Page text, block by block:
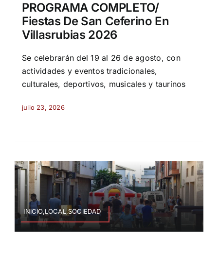
PROGRAMA COMPLETO/
Fiestas De San Ceferino En
Villasrubias 2026
Se celebrarán del 19 al 26 de agosto, con
actividades y eventos tradicionales,
culturales, deportivos, musicales y taurinos
julio 23, 2026
INICIO,LOCAL,SOCIEDAD